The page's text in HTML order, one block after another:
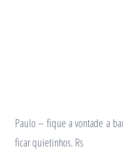
Paulo – fique a vontade a
ficar quietinhos. Rs